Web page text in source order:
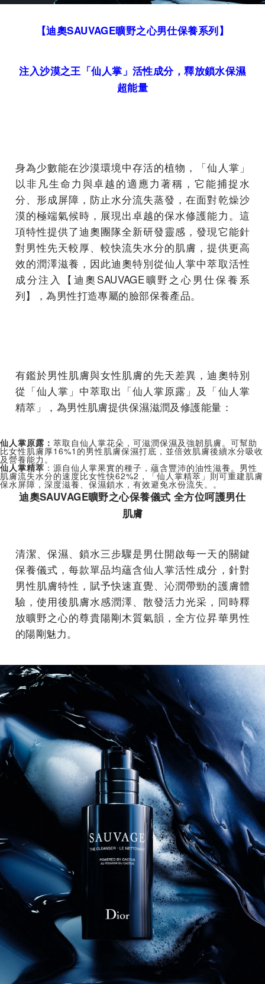
【迪奧SAUVAGE曠野之心男仕保養系列】
注入沙漠之王「仙人掌」活性成分，釋放鎖水保濕
超能量
身為少數能在沙漠環境中存活的植物，「仙人掌」
以非凡生命力與卓越的適應力著稱，它能捕捉水
分、形成屏障，防止水分流失蒸發，在面對乾燥沙
漠的極端氣候時，展現出卓越的保水修護能力。這
項特性提供了迪奧團隊全新研發靈感，發現它能針
對男性先天較厚、較快流失水分的肌膚，提供更高
效的潤澤滋養，因此迪奧特別從仙人掌中萃取活性
成分注入【迪奧SAUVAGE曠野之心男仕保養系
列】，為男性打造專屬的臉部保養產品。
有鑑於男性肌膚與女性肌膚的先天差異，迪奧特別
從「仙人掌」中萃取出「仙人掌原露」及「仙人掌
精萃」，為男性肌膚提供保濕滋潤及修護能量：
仙人掌原露： 萃取自仙人掌花朵，可滋潤保濕及強韌肌膚。可幫助
比女性肌膚厚16%1的男性肌膚保濕打底，並倍效肌膚後續水分吸收
及營養能力。
仙人掌精萃：源自仙人掌果實的種子，蘊含豐沛的油性滋養。男性
肌膚流失水分的速度比女性快62%2 ，「仙人掌精萃」則可重建肌膚
保水屏障，深度滋養、保濕鎖水，有效避免水份流失。。
迪奧SAUVAGE曠野之心保養儀式 全方位呵護男仕
肌膚
清潔、保濕、鎖水三步驟是男仕開啟每一天的關鍵
保養儀式，每款單品均蘊含仙人掌活性成分，針對
男性肌膚特性，賦予快速直覺、沁潤帶勁的護膚體
驗，使用後肌膚水感潤澤、散發活力光采，同時釋
放曠野之心的尊貴陽剛木質氣韻，全方位昇華男性
的陽剛魅力。